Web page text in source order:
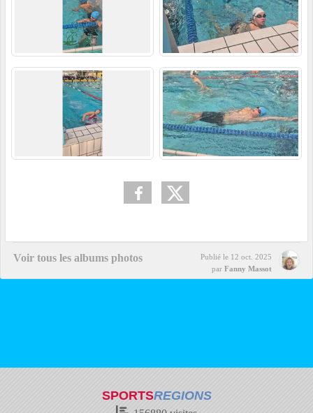
Voir tous les albums photos Publié le 12 oct. 2025
par Fanny Massot
SPORTSREGIONS